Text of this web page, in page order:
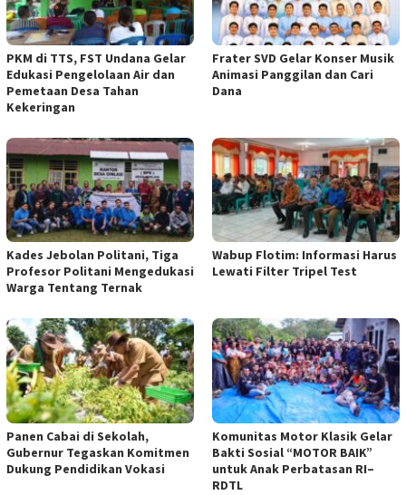
PKM di TTS, FST Undana Gelar
Edukasi Pengelolaan Air dan
Pemetaan Desa Tahan
Kekeringan
Frater SVD Gelar Konser Musik
Animasi Panggilan dan Cari
Dana
Kades Jebolan Politani, Tiga
Profesor Politani Mengedukasi
Warga Tentang Ternak
Wabup Flotim: Informasi Harus
Lewati Filter Tripel Test
Panen Cabai di Sekolah,
Gubernur Tegaskan Komitmen
Dukung Pendidikan Vokasi
Komunitas Motor Klasik Gelar
Bakti Sosial “MOTOR BAIK”
untuk Anak Perbatasan RI–
RDTL